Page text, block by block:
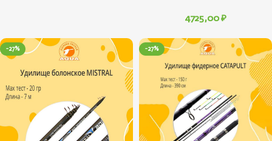
4725,00 ₽
-27% -27%